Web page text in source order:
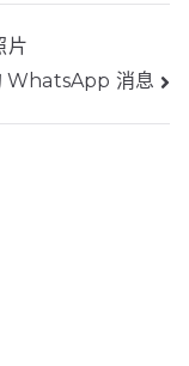
片
WhatsApp 消息